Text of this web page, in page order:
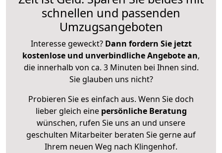
schnellen und passenden
Umzugsangeboten
Interesse geweckt? Dann fordern Sie jetzt
kostenlose und unverbindliche Angebote an,
die innerhalb von ca. 3 Minuten bei Ihnen sind.
Sie glauben uns nicht?
Probieren Sie es einfach aus. Wenn Sie doch
lieber gleich eine persönliche Beratung
wünschen, rufen Sie uns an und unsere
geschulten Mitarbeiter beraten Sie gerne auf
Ihrem neuen Weg nach Klingenhof.